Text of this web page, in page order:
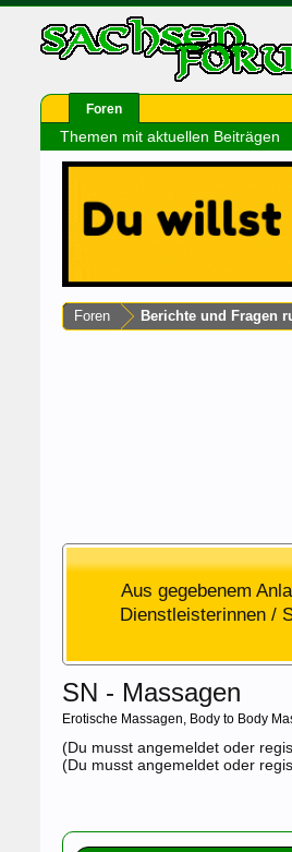
Foren Berichte und Fragen
Aus gegebenem
Dienstleisterinnen /
SN - Massagen
Erotische Massagen, Body to Body
(Du musst angemeldet oder
(Du musst angemeldet oder
Foren
Themen mit aktuellen Beiträgen